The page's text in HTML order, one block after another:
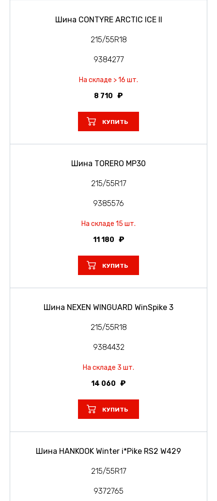
Шина CONTYRE ARCTIC ICE II
215/55R18
9384277
На складе > 16 шт.
8 710
КУПИТЬ
Шина TORERO MP30
215/55R17
9385576
На складе 15 шт.
11 180
КУПИТЬ
Шина NEXEN WINGUARD WinSpike 3
215/55R18
9384432
На складе 3 шт.
14 060
КУПИТЬ
Шина HANKOOK Winter i*Pike RS2 W429
215/55R17
9372765